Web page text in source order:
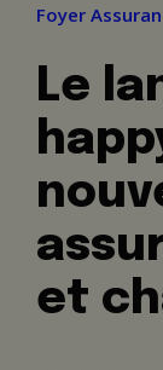
Foyer
Le
et